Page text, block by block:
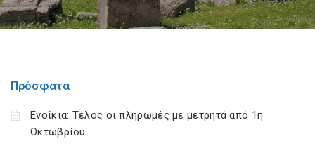
Πρόσφατα
Ενοίκια: Τέλος οι πληρωμές με μετρητά από 1η
Οκτωβρίου